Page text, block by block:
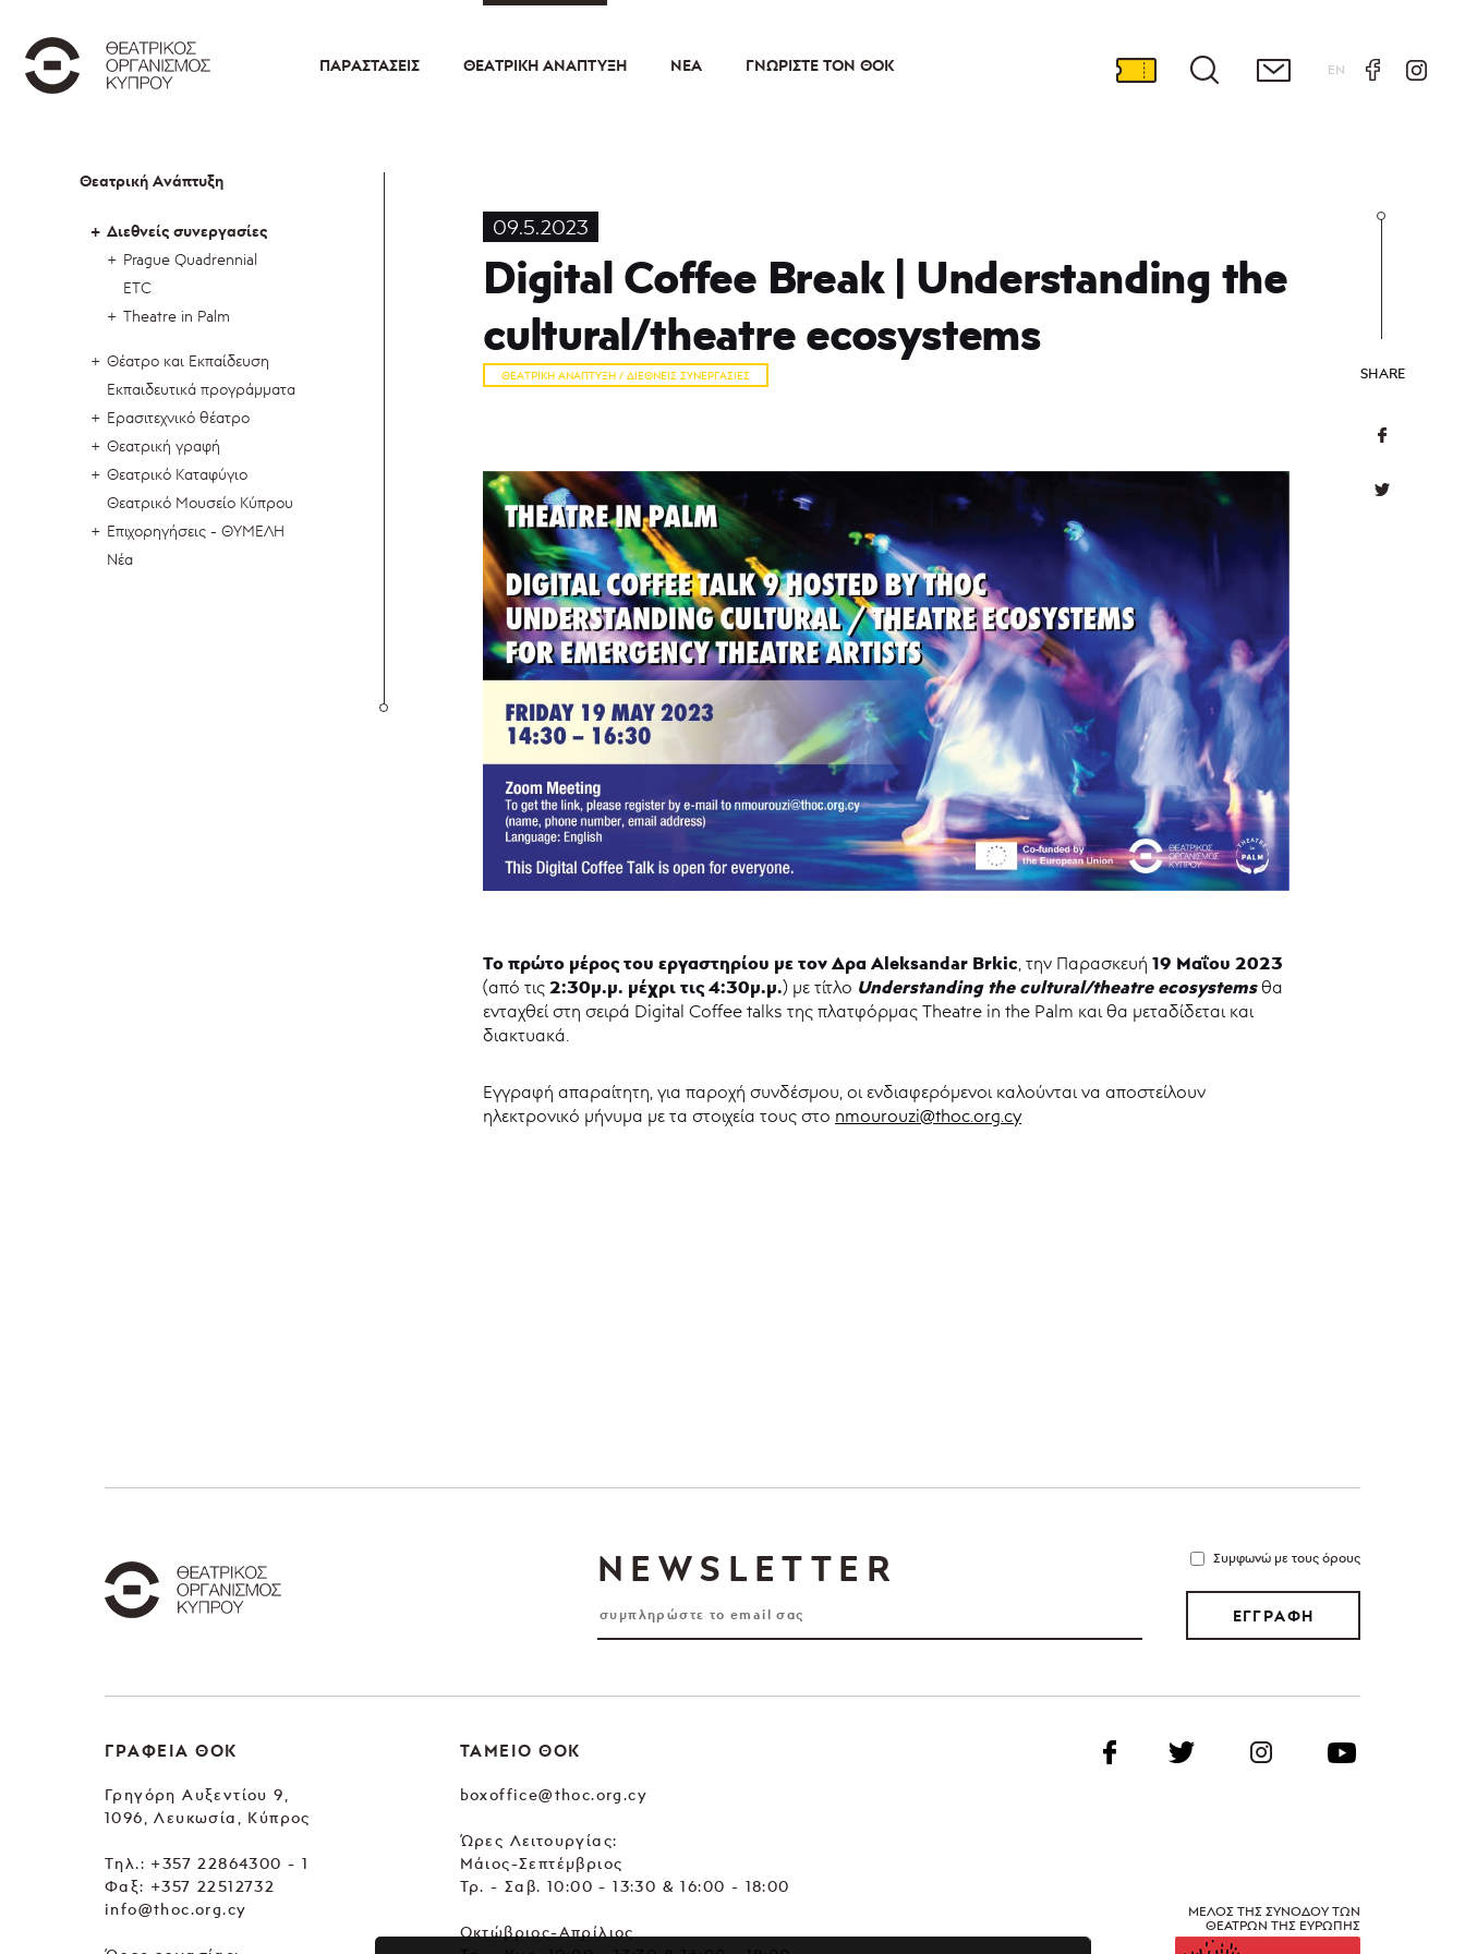
ΠΑΡΑΣΤΆΣΕΙΣ ΘΕΑΤΡΙΚΉ ΑΝΆΠΤΥΞΗ ΝΈΑ ΓΝΩΡΊΣΤΕ ΤΟΝ ΘΟΚ EN
09.5.2023
Digital Coffee Break | Understanding the
cultural/theatre ecosystems
ΘΕΑΤΡΙΚΉ ΑΝΆΠΤΥΞΗ / ΔΙΕΘΝΕΊΣ ΣΥΝΕΡΓΑΣΊΕΣ SHARE
Το πρώτο μέρος του εργαστηρίου με τον Δρα Aleksandar Brkic, την Παρασκευή 19 Μαΐου 2023
(από τις 2:30μ.μ. μέχρι τις 4:30μ.μ.) με τίτλο Understanding the cultural/theatre ecosystemsθα
ενταχθεί στη σειρά Digital Coffee talks της πλατφόρμας Theatre in the Palm και θα μεταδίδεται και
διακτυακά.
Εγγραφή απαραίτητη, για παροχή συνδέσμου, οι ενδιαφερόμενοι καλούνται να αποστείλουν
ηλεκτρονικό μήνυμα με τα στοιχεία τους στο nmourouzi@thoc.org.cy
Θεατρική Ανάπτυξη
Διεθνείς συνεργασίες
Prague Quadrennial
ETC
Theatre in Palm
Θέατρο και Εκπαίδευση
Εκπαιδευτικά προγράμματα
Ερασιτεχνικό θέατρο
Θεατρική γραφή
Θεατρικό Καταφύγιο
Θεατρικό Μουσείο Κύπρου
Επιχορηγήσεις - ΘΥΜΕΛΗ
Νέα
NEWSLETTER Συμφωνώ με τους όρους
ΕΓΓΡΑΦΗ
ΓΡΑΦΕΙΑ ΘΟΚ
Γρηγόρη Αυξεντίου 9,
1096, Λευκωσία, Κύπρος
Tηλ.: +357 22864300 - 1
Φαξ: +357 22512732
info@thoc.org.cy
ΤΑΜΕΙΟ ΘΟΚ
boxoffice@thoc.org.cy
Ώρες Λειτουργίας:
Μάιος-Σεπτέμβριος
Τρ. - Σαβ. 10:00 - 13:30 & 16:00 - 18:00
Οκτώβριος-Απρίλιος
ΜΕΛΟΣ ΤΗΣ ΣΥΝΟΔΟΥ ΤΩΝ
ΘΕΑΤΡΩΝ ΤΗΣ ΕΥΡΩΠΗΣ